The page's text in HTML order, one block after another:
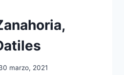
marzo, 2021